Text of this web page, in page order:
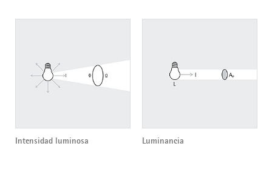
Intensidad luminosa Luminancia